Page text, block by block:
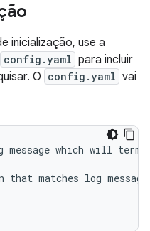
inicialização, use a
config.yaml para incluir
O config.yaml vai
message which will
that matches log